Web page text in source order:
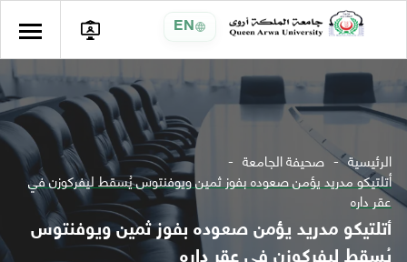
EN
الرئيسية صحيفة الجامعة
أتلتيكو مدريد يؤمن صعوده بفوز ثمين ويوفنتوس يُسقط ليفركوزن في
عقر داره
أتلتيكو مدريد يؤمن صعوده بفوز ثمين ويوفنتوس
يُسقط ليفركوزن في عقر داره